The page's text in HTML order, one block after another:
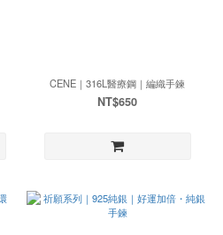
CENE｜316L醫療鋼｜編織手鍊
NT$650